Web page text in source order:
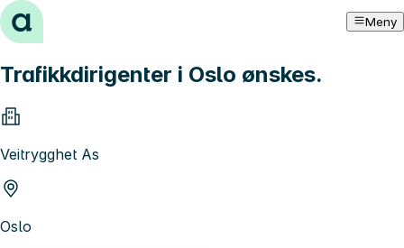
Hopp til innhold Meny
Trafikkdirigenter i Oslo ønskes.
Veitrygghet As
Oslo